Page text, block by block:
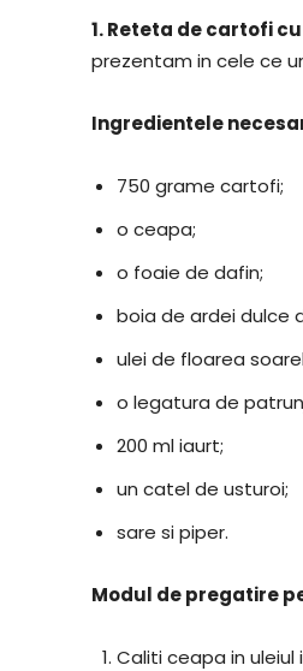
1.Reteta de cartofi
prezentam in cele ce
Ingredientele
750 grame cartofi;
o ceapa;
o foaie de dafin;
boia de ardei dulce
ulei de floarea
o legatura de
200 ml iaurt;
un catel de usturoi;
sare si piper.
Modul de pregatire
Caliti ceapa in